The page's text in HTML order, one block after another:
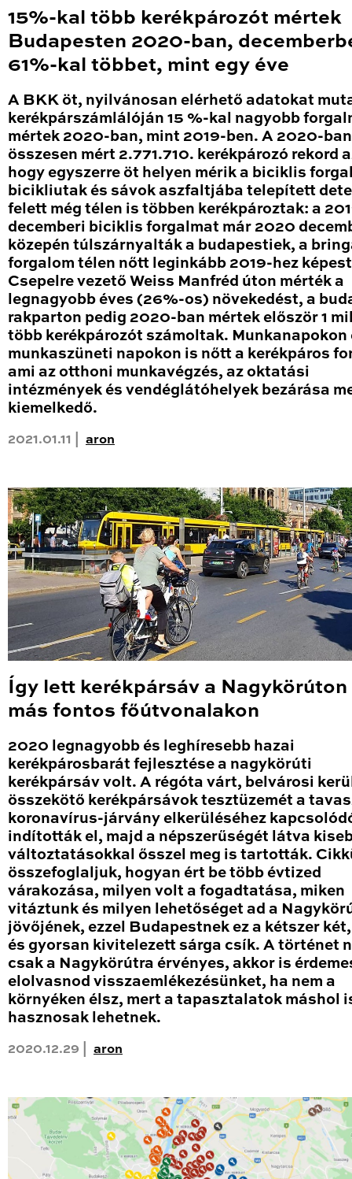
15%-kal több kerékpározót mértek
Budapesten 2020-ban,
61%-kal többet, mint egy éve
A BKK öt, nyilvánosan elérhető adatokat
kerékpárszámlálóján 15 %-kal nagyobb
mértek 2020-ban, mint 2019-ben. A 2020-ban
összesen mért 2.771.710. kerékpározó rekord
hogy egyszerre öt helyen mérik a biciklis
bicikliutak és sávok aszfaltjába telepített
felett még télen is többen kerékpároztak: a
decemberi biciklis forgalmat már 2020
közepén túlszárnyalták a budapestiek, a
forgalom télen nőtt leginkább 2019-hez
Csepelre vezető Weiss Manfréd úton mérték a
legnagyobb éves (26%-os) növekedést, a
rakparton pedig 2020-ban mértek először 1
több kerékpározót számoltak. Munkanapokon
munkaszüneti napokon is nőtt a kerékpáros
ami az otthoni munkavégzés, az oktatási
intézmények és vendéglátóhelyek bezárása
kiemelkedő.
2021.01.11 | aron
Így lett kerékpársáv a Nagykörúton
más fontos főútvonalakon
2020 legnagyobb és leghíresebb hazai
kerékpárosbarát fejlesztése a nagykörúti
kerékpársáv volt. A régóta várt, belvárosi
összekötő kerékpársávok tesztüzemét a
koronavírus-járvány elkerüléséhez
indították el, majd a népszerűségét látva
változtatásokkal ősszel meg is tartották.
összefoglaljuk, hogyan ért be több évtized
várakozása, milyen volt a fogadtatása, miken
vitáztunk és milyen lehetőséget ad a
jövőjének, ezzel Budapestnek ez a kétszer
és gyorsan kivitelezett sárga csík. A történet
csak a Nagykörútra érvényes, akkor is
elolvasnod visszaemlékezésünket, ha nem a
környéken élsz, mert a tapasztalatok máshol
hasznosak lehetnek.
2020.12.29 | aron